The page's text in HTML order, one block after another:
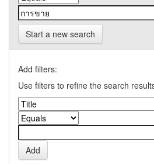
Start a new search
Add filters:
Use filters to refine the search